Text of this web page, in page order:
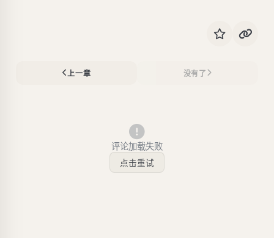
上一章 没有了
评论加载失败
点击重试